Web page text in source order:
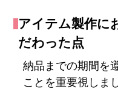
アイテム製作に
だわった点
納品までの期間を
ことを重要視しま